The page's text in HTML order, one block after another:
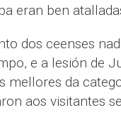
eran ben
dos ceenses
e a lesión de
mellores da
aos visitantes